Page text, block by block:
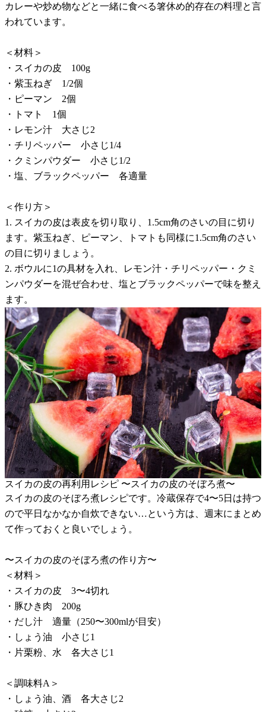
カレーや炒め物などと一緒に食べる箸休め的存在の料理と言
われています。
＜材料＞
・スイカの皮 100g
・紫玉ねぎ 1/2個
・ピーマン 2個
・トマト 1個
・レモン汁 大さじ2
・チリペッパー 小さじ1/4
・クミンパウダー 小さじ1/2
・塩、ブラックペッパー 各適量
＜作り方＞
1. スイカの皮は表皮を切り取り、1.5cm角のさいの目に切り
ます。紫玉ねぎ、ピーマン、トマトも同様に1.5cm角のさい
の目に切りましょう。
2. ボウルに1の具材を入れ、レモン汁・チリペッパー・クミ
ンパウダーを混ぜ合わせ、塩とブラックペッパーで味を整え
ます。
スイカの皮の再利用レシピ 〜スイカの皮のそぼろ煮〜
スイカの皮のそぼろ煮レシピです。冷蔵保存で4〜5日は持つ
ので平日なかなか自炊できない…という方は、週末にまとめ
て作っておくと良いでしょう。
〜スイカの皮のそぼろ煮の作り方〜
＜材料＞
・スイカの皮 3〜4切れ
・豚ひき肉 200g
・だし汁 適量（250〜300mlが目安）
・しょう油 小さじ1
・片栗粉、水 各大さじ1
＜調味料A＞
・しょう油、酒 各大さじ2